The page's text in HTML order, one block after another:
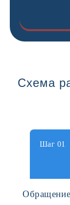
Схема
Шаг 01
Обращение